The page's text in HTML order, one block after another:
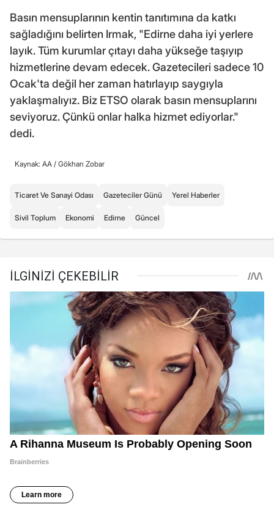
Basın mensuplarının kentin tanıtımına da katkı
sağladığını belirten Irmak, "Edirne daha iyi yerlere
layık. Tüm kurumlar çıtayı daha yükseğe taşıyıp
hizmetlerine devam edecek. Gazetecileri sadece 10
Ocak'ta değil her zaman hatırlayıp saygıyla
yaklaşmalıyız. Biz ETSO olarak basın mensuplarını
seviyoruz. Çünkü onlar halka hizmet ediyorlar."
dedi.
Kaynak: AA / Gökhan Zobar
Ticaret Ve Sanayi Odası Gazeteciler Günü Yerel Haberler
Sivil Toplum Ekonomi Edirne Güncel